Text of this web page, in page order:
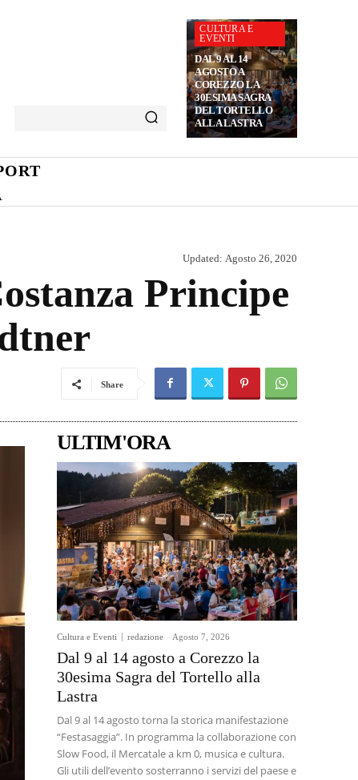
CULTURA E
EVENTI
DAL 9 AL 14
AGOSTO A
COREZZO LA
30ESIMA SAGRA
DEL TORTELLO
ALLA LASTRA
Updated: Agosto 26, 2020
Principe
Share
ULTIM'ORA
Cultura e Eventi redazione - Agosto 7, 2026
Dal 9 al 14 agosto a Corezzo la
30esima Sagra del Tortello alla
Lastra
Dal 9 al 14 agosto torna la storica manifestazione
“Festasaggia”. In programma la collaborazione con
Slow Food, il Mercatale a km 0, musica e cultura.
Gli utili dell’evento sosterranno i servizi del paese e